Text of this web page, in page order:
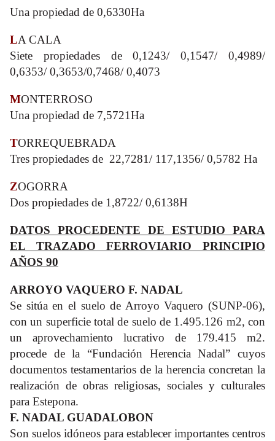
Una propiedad de 0,6330Ha
LA CALA
Siete propiedades de 0,1243/ 0,1547/ 0,4989/
0,6353/ 0,3653/0,7468/ 0,4073
MONTERROSO
Una propiedad de 7,5721Ha
TORREQUEBRADA
Tres propiedades de 22,7281/ 117,1356/ 0,5782 Ha
ZOGORRA
Dos propiedades de 1,8722/ 0,6138H
DATOS PROCEDENTE DE ESTUDIO PARA
EL TRAZADO FERROVIARIO PRINCIPIO
AÑOS 90
ARROYO VAQUERO F. NADAL
Se sitúa en el suelo de Arroyo Vaquero (SUNP-06),
con un superficie total de suelo de 1.495.126 m2, con
un aprovechamiento lucrativo de 179.415 m2.
procede de la “Fundación Herencia Nadal” cuyos
documentos testamentarios de la herencia concretan la
realización de obras religiosas, sociales y culturales
para Estepona.
F. NADAL GUADALOBON
Son suelos idóneos para establecer importantes centros